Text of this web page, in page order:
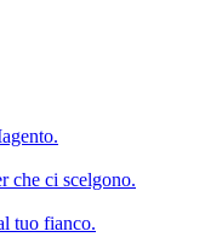
che ci scelgono.
tuo fianco.